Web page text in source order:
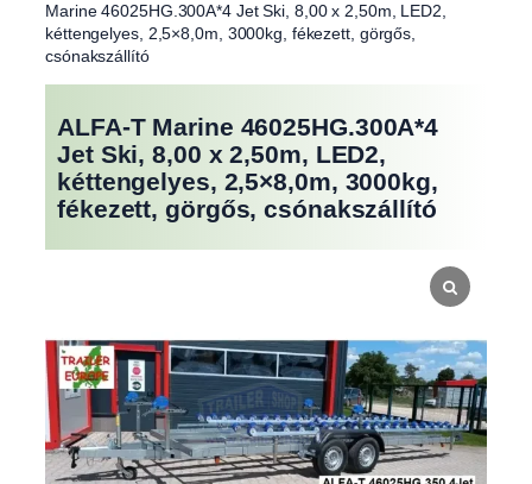
Marine 46025HG.300A*4 Jet Ski, 8,00 x 2,50m, LED2,
kéttengelyes, 2,5×8,0m, 3000kg, fékezett, görgős,
csónakszállító
ALFA-T Marine 46025HG.300A*4
Jet Ski, 8,00 x 2,50m, LED2,
kéttengelyes, 2,5×8,0m, 3000kg,
fékezett, görgős, csónakszállító